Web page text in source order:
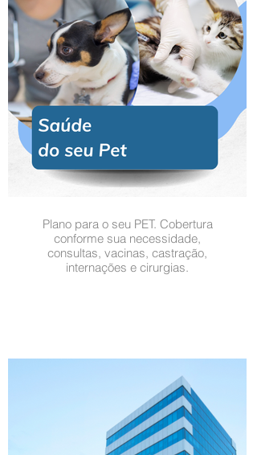
Plano para o seu PET. Cobertura
conforme sua necessidade,
consultas, vacinas, castração,
internações e cirurgias.